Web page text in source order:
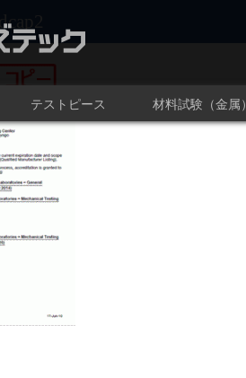
テストピース 材料試験（金属）